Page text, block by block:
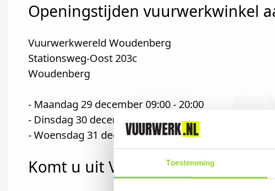
Toestemming
Openingstijden vuurwerkwinkel
Vuurwerkwereld Woudenberg
Stationsweg-Oost 203c
Woudenberg
- Maandag 29 december 09:00 - 20:00
- Dinsdag 30 december 09:00 - 20:00
- Woensdag 31 december 09:00 - 17:00
Komt u uit Veenendaal?